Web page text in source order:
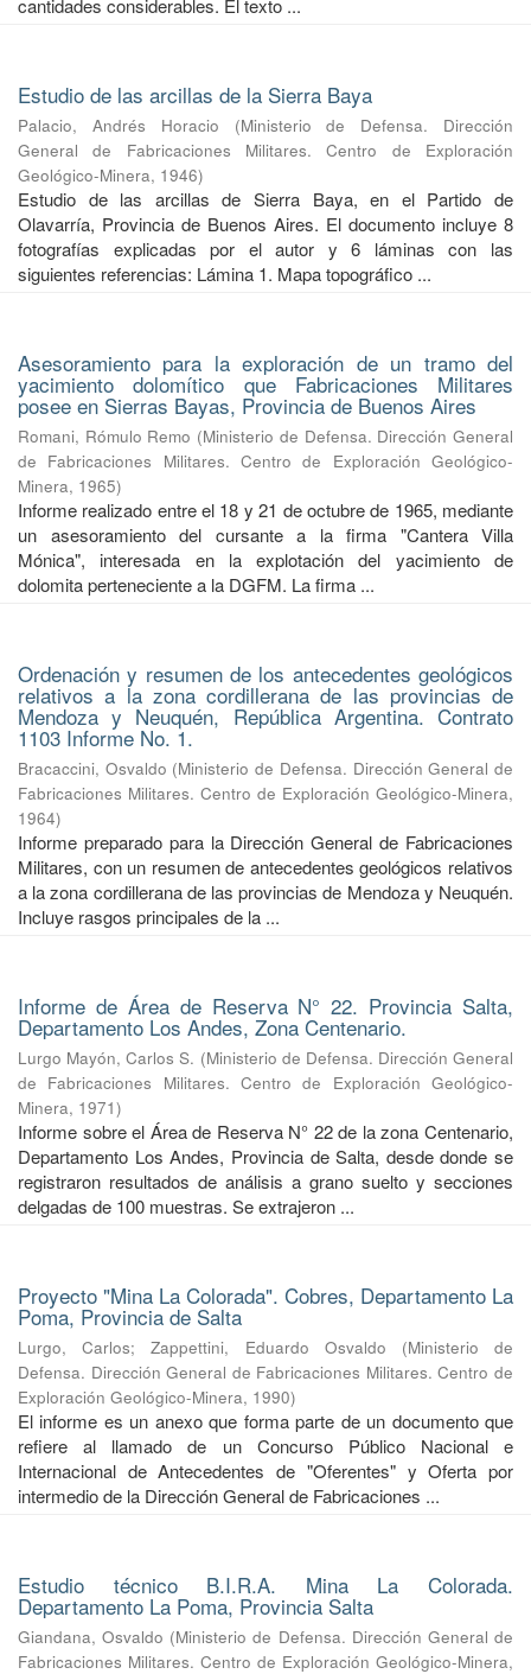
cantidades considerables. El texto ...
Estudio de las arcillas de la Sierra Baya
Palacio, Andrés Horacio (Ministerio de Defensa. Dirección
General de Fabricaciones Militares. Centro de Exploración
Geológico-Minera, 1946)
Estudio de las arcillas de Sierra Baya, en el Partido de
Olavarría, Provincia de Buenos Aires. El documento incluye 8
fotografías explicadas por el autor y 6 láminas con las
siguientes referencias: Lámina 1. Mapa topográfico ...
Asesoramiento para la exploración de un tramo del
yacimiento dolomítico que Fabricaciones Militares
posee en Sierras Bayas, Provincia de Buenos Aires
Romani, Rómulo Remo (Ministerio de Defensa. Dirección General
de Fabricaciones Militares. Centro de Exploración Geológico-
Minera, 1965)
Informe realizado entre el 18 y 21 de octubre de 1965, mediante
un asesoramiento del cursante a la firma "Cantera Villa
Mónica", interesada en la explotación del yacimiento de
dolomita perteneciente a la DGFM. La firma ...
Ordenación y resumen de los antecedentes geológicos
relativos a la zona cordillerana de las provincias de
Mendoza y Neuquén, República Argentina. Contrato
1103 Informe No. 1.
Bracaccini, Osvaldo (Ministerio de Defensa. Dirección General de
Fabricaciones Militares. Centro de Exploración Geológico-Minera,
1964)
Informe preparado para la Dirección General de Fabricaciones
Militares, con un resumen de antecedentes geológicos relativos
a la zona cordillerana de las provincias de Mendoza y Neuquén.
Incluye rasgos principales de la ...
Informe de Área de Reserva N° 22. Provincia Salta,
Departamento Los Andes, Zona Centenario.
Lurgo Mayón, Carlos S. (Ministerio de Defensa. Dirección General
de Fabricaciones Militares. Centro de Exploración Geológico-
Minera, 1971)
Informe sobre el Área de Reserva N° 22 de la zona Centenario,
Departamento Los Andes, Provincia de Salta, desde donde se
registraron resultados de análisis a grano suelto y secciones
delgadas de 100 muestras. Se extrajeron ...
Proyecto "Mina La Colorada". Cobres, Departamento La
Poma, Provincia de Salta
Lurgo, Carlos;Zappettini, Eduardo Osvaldo (Ministerio de
Defensa. Dirección General de Fabricaciones Militares. Centro de
Exploración Geológico-Minera, 1990)
El informe es un anexo que forma parte de un documento que
refiere al llamado de un Concurso Público Nacional e
Internacional de Antecedentes de "Oferentes" y Oferta por
intermedio de la Dirección General de Fabricaciones ...
Estudio técnico B.I.R.A. Mina La Colorada.
Departamento La Poma, Provincia Salta
Giandana, Osvaldo (Ministerio de Defensa. Dirección General de
Fabricaciones Militares. Centro de Exploración Geológico-Minera,